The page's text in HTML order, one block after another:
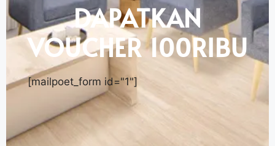
DAPATKAN
VOUCHER 100RIBU
[mailpoet_form id="1"]